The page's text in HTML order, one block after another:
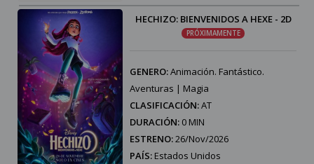
HECHIZO: BIENVENIDOS A HEXE - 2D
PRÓXIMAMENTE
GENERO:Animación. Fantástico.
Aventuras | Magia
CLASIFICACIÓN:AT
DURACIÓN: 0 MIN
ESTRENO:26/Nov/2026
PAÍS: Estados Unidos